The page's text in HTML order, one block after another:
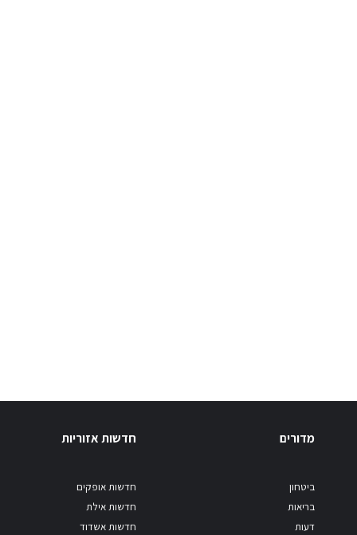
מדורים
ביטחון
בריאות
דעות
חדשות אזוריות
חדשות אופקים
חדשות אילת
חדשות אשדוד